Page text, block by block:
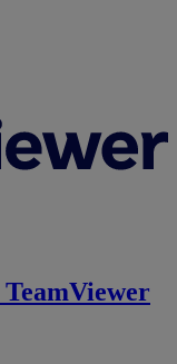
TeamViewer